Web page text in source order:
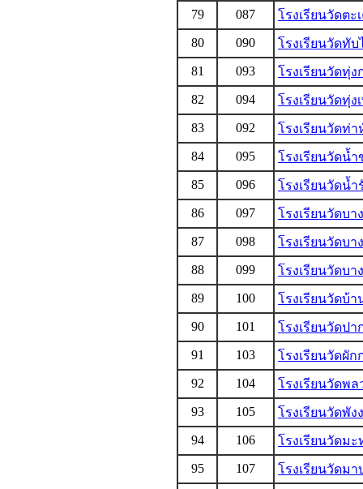
79 087
โรงเรียนวัดตะ
80
090
โรงเรียนวัดทับ
81
093
โรงเรียนวัดทุ่ง
82
094
โรงเรียนวัดทุ่ง
83
092
โรงเรียนวัดท่
84
095
โรงเรียนวัดน้
85
096
โรงเรียนวัดน้ำ
86
097
โรงเรียนวัดบา
87
098
โรงเรียนวัดบา
88
099
โรงเรียนวัดบา
89
100
โรงเรียนวัดบ้า
90
101
โรงเรียนวัดปา
91
103
โรงเรียนวัดผัก
92
104
โรงเรียนวัดพล
93
105
โรงเรียนวัดพัง
94
106
โรงเรียนวัดมะ
95
107
โรงเรียนวัดมา